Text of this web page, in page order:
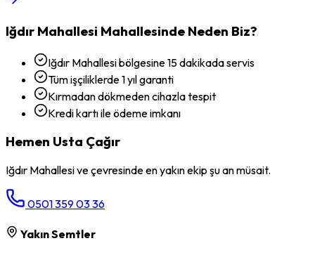
Iğdır Mahallesi Mahallesinde Neden Biz?
Iğdır Mahallesi bölgesine 15 dakikada servis
Tüm işçiliklerde 1 yıl garanti
Kırmadan dökmeden cihazla tespit
Kredi kartı ile ödeme imkanı
Hemen Usta Çağır
Iğdır Mahallesive çevresinde en yakın ekip şu an müsait.
0501 359 03 36
Yakın Semtler